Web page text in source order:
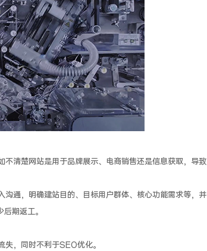
清楚网站是用于品牌展示、电商销售还是信息获取，导致
通，明确建站目的、目标用户群体、核心功能需求等，并
期返工。
，同时不利于SEO优化。